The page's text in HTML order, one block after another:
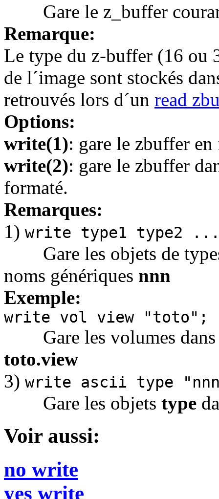
Gare le z_buffer
Remarque:
Le type du z-buffer (16 ou
de l´image sont stockés
retrouvés lors d´un read
Options:
write(1): gare le zbuffer
write(2): gare le zbuffer
formaté.
Remarques:
1) write type1 type2
Gare les objets de
noms génériques nnn
Exemple:
write vol view "toto";
Gare les volumes
toto.view
3) write ascii type
Gare les objets type
Voir aussi:
no write
yes write